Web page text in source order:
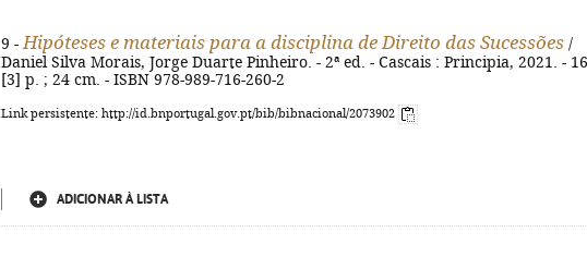
9 - Hipóteses e materiais para a disciplina de Direito das Sucessões /
Daniel Silva Morais, Jorge Duarte Pinheiro. - 2ª ed. - Cascais : Principia, 2021. -
[3] p. ; 24 cm. - ISBN 978-989-716-260-2
Link persistente: http://id.bnportugal.gov.pt/bib/bibnacional/2073902
ADICIONAR À LISTA